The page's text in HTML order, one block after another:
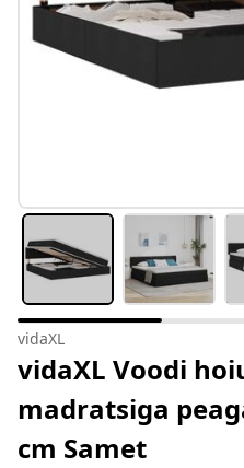
vidaXL
vidaXL Voodi
madratsiga
cm Samet